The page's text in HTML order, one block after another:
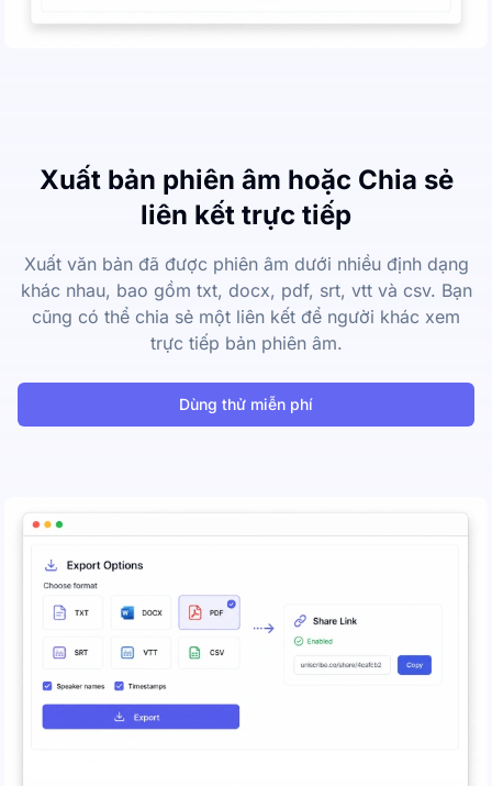
Xuất bản phiên âm hoặc Chia sẻ
liên kết trực tiếp
Xuất văn bản đã được phiên âm dưới nhiều định dạng
khác nhau, bao gồm txt, docx, pdf, srt, vtt và csv. Bạn
cũng có thể chia sẻ một liên kết để người khác xem
trực tiếp bản phiên âm.
Dùng thử miễn phí